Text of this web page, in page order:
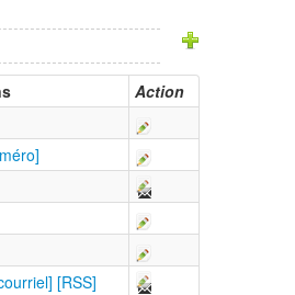
Action
[RSS]